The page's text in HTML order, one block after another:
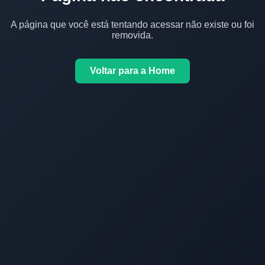
A página que você está tentando acessar não existe ou foi
removida.
Voltar para a Home